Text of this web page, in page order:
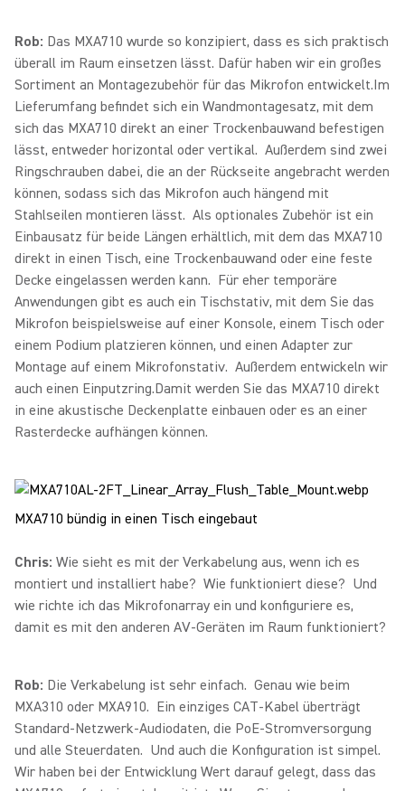
Rob: Das MXA710 wurde so konzipiert, dass es sich praktisch
überall im Raum einsetzen lässt. Dafür haben wir ein großes
Sortiment an Montagezubehör für das Mikrofon entwickelt.Im
Lieferumfang befindet sich ein Wandmontagesatz, mit dem
sich das MXA710 direkt an einer Trockenbauwand befestigen
lässt, entweder horizontal oder vertikal. Außerdem sind zwei
Ringschrauben dabei, die an der Rückseite angebracht werden
können, sodass sich das Mikrofon auch hängend mit
Stahlseilen montieren lässt. Als optionales Zubehör ist ein
Einbausatz für beide Längen erhältlich, mit dem das MXA710
direkt in einen Tisch, eine Trockenbauwand oder eine feste
Decke eingelassen werden kann. Für eher temporäre
Anwendungen gibt es auch ein Tischstativ, mit dem Sie das
Mikrofon beispielsweise auf einer Konsole, einem Tisch oder
einem Podium platzieren können, und einen Adapter zur
Montage auf einem Mikrofonstativ. Außerdem entwickeln wir
auch einen Einputzring.Damit werden Sie das MXA710 direkt
in eine akustische Deckenplatte einbauen oder es an einer
Rasterdecke aufhängen können.
MXA710 bündig in einen Tisch eingebaut
Chris: Wie sieht es mit der Verkabelung aus, wenn ich es
montiert und installiert habe? Wie funktioniert diese? Und
wie richte ich das Mikrofonarray ein und konfiguriere es,
damit es mit den anderen AV-Geräten im Raum funktioniert?
Rob: Die Verkabelung ist sehr einfach. Genau wie beim
MXA310 oder MXA910. Ein einziges CAT-Kabel überträgt
Standard-Netzwerk-Audiodaten, die PoE-Stromversorgung
und alle Steuerdaten. Und auch die Konfiguration ist simpel.
Wir haben bei der Entwicklung Wert darauf gelegt, dass das